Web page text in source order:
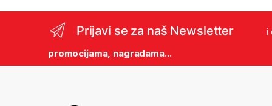
Prijavi se za naš Newsletter i
promocijama, nagradama...